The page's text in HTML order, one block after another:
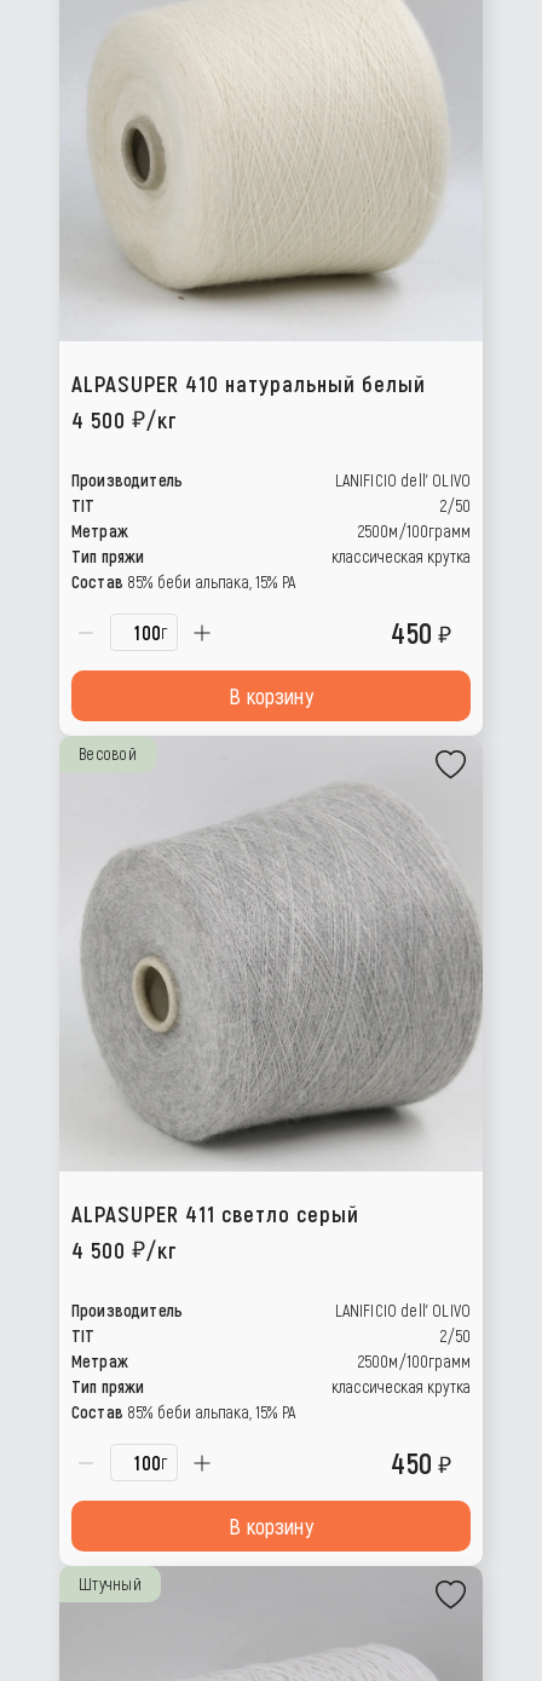
ALPASUPER 410 натуральный белый
4 500
/кг
Производитель
LANIFICIO dell’ OLIVO
TIT
2/50
Метраж
2500м/100грамм
Тип пряжи
классическая крутка
Состав 85% беби альпака, 15% РА
г 450
В корзину
Весовой
ALPASUPER 411 светло серый
4 500
/кг
Производитель
LANIFICIO dell’ OLIVO
TIT
2/50
Метраж
2500м/100грамм
Тип пряжи
классическая крутка
Состав 85% беби альпака, 15% РА
г 450
В корзину
Штучный